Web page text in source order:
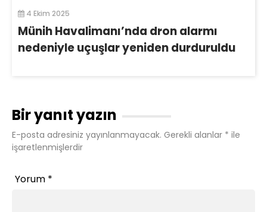
4 Ekim 2025
Münih Havalimanı’nda dron alarmı
nedeniyle uçuşlar yeniden durduruldu
Bir yanıt yazın
E-posta adresiniz yayınlanmayacak. Gerekli alanlar * ile
işaretlenmişlerdir
Yorum *